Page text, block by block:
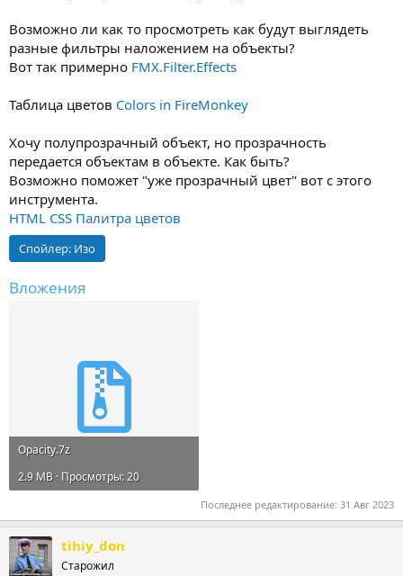
Возможно ли как то просмотреть как будут выглядеть
разные фильтры наложением на объекты?
Вот так примерно FMX.Filter.Effects
Таблица цветов Colors in FireMonkey
Хочу полупрозрачный объект, но прозрачность
передается объектам в объекте. Как быть?
Возможно поможет "уже прозрачный цвет" вот с этого
инструмента.
HTML CSS Палитра цветов
Спойлер: Изо
Вложения
Opacity.7z
2.9 MB · Просмотры: 20
Последнее редактирование: 31 Авг 2023
tihiy_don
Старожил